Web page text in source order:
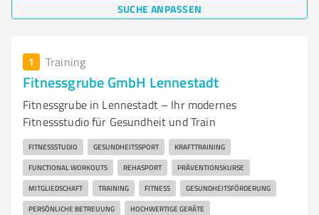
SUCHE ANPASSEN
1 Training
Fitnessgrube GmbH Lennestadt
Fitnessgrube in Lennestadt – Ihr modernes
Fitnessstudio für Gesundheit und Train
FITNESSSTUDIO GESUNDHEITSSPORT KRAFTTRAINING
FUNCTIONAL WORKOUTS REHASPORT PRÄVENTIONSKURSE
MITGLIEDSCHAFT TRAINING FITNESS GESUNDHEITSFÖRDERUNG
PERSÖNLICHE BETREUUNG HOCHWERTIGE GERÄTE